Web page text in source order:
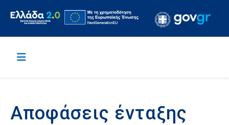
Αποφάσεις ένταξης